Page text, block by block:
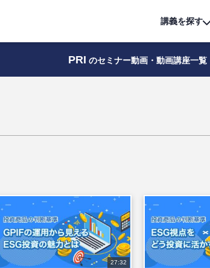
講義を探す
PRI のセミナー動画・動画講座一覧
27:32